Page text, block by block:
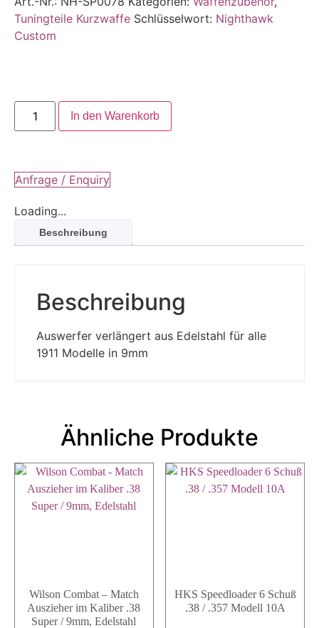
Tuningteile Kurzwaffe Schlüsselwort: Nighthawk
Custom
In den Warenkorb
Anfrage / Enquiry
Loading...
Beschreibung
Beschreibung
Auswerfer verlängert aus Edelstahl für alle
1911 Modelle in 9mm
Ähnliche Produkte
Wilson Combat – Match
Auszieher im Kaliber .38
Super / 9mm, Edelstahl
HKS Speedloader 6 Schuß
.38 / .357 Modell 10A